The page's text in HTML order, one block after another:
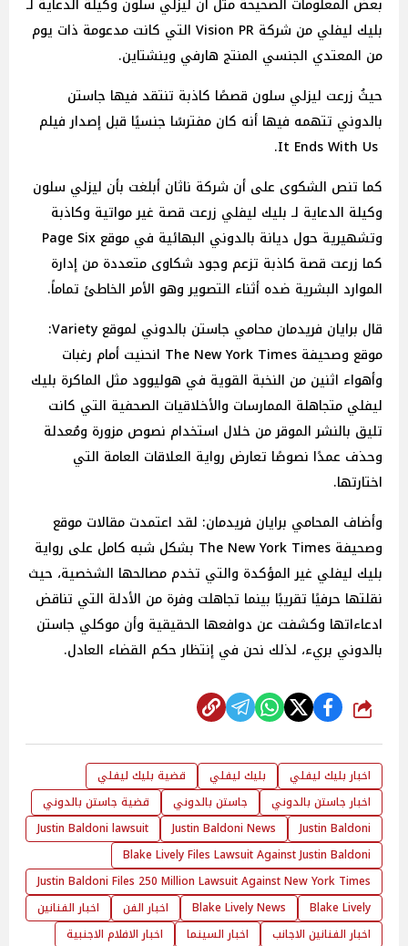
بعض المعلومات الصحيحة مثل أن ليزلي سلون وكيلة الدعاية لـ
بليك ليفلي من شركة Vision PR التي كانت مدعومة ذات يوم
من المعتدي الجنسي المنتج هارفي وينشتاين.
حيثُ زرعت ليزلي سلون قصصًا كاذبة تنتقد فيها جاستن
بالدوني تتهمه فيها أنه كان مفترسًا جنسيًا قبل إصدار فيلم
كما تنص الشكوى على أن شركة ناثان أبلغت بأن ليزلي سلون
وكيلة الدعاية لـ بليك ليفلي زرعت قصة غير مواتية وكاذبة
وتشهيرية حول ديانة بالدوني البهائية في موقع Page Six
كما زرعت قصة كاذبة تزعم وجود شكاوى متعددة من إدارة
الموارد البشرية ضده أثناء التصوير وهو الأمر الخاطئ تماماً.
قال برايان فريدمان محامي جاستن بالدوني لموقع Variety:
موقع وصحيفة The New York Times انحنيت أمام رغبات
وأهواء اثنين من النخبة القوية في هوليوود مثل الماكرة بليك
ليفلي متجاهلة الممارسات والأخلاقيات الصحفية التي كانت
تليق بالنشر الموقر من خلال استخدام نصوص مزورة ومُعدلة
وحذف عمدًا نصوصًا تعارض رواية العلاقات العامة التي
اختارتها.
وأضاف المحامي برايان فريدمان: لقد اعتمدت مقالات موقع
وصحيفة The New York Times بشكل شبه كامل على رواية
بليك ليفلي غير المؤكدة والتي تخدم مصالحها الشخصية، حيث
نقلتها حرفيًا تقريبًا بينما تجاهلت وفرة من الأدلة التي تناقض
ادعاءاتها وكشفت عن دوافعها الحقيقية وأن موكلي جاستن
بالدوني بريء، لذلك نحن في إنتظار حكم القضاء العادل.
شارك
اخبار بليك ليفلي بليك ليفلي
قضية بليك ليفلي
اخبار جاستن بالدوني
جاستن بالدوني
قضية جاستن بالدوني
Justin Baldoni
Justin Baldoni News
Justin Baldoni lawsuit
Blake Lively Files Lawsuit Against Justin Baldoni
Justin Baldoni Files 250 Million Lawsuit Against New York Times
Blake Lively
Blake Lively News اخبار الفن
اخبار الفنانين
اخبار الفنانين الاجانب
اخبار السينما
اخبار الافلام الاجنبية